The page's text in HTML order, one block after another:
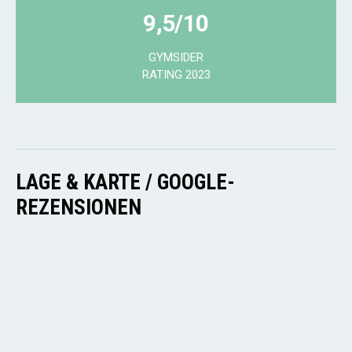
9,5/10
GYMSIDER
RATING 2023
LAGE & KARTE / GOOGLE-
REZENSIONEN